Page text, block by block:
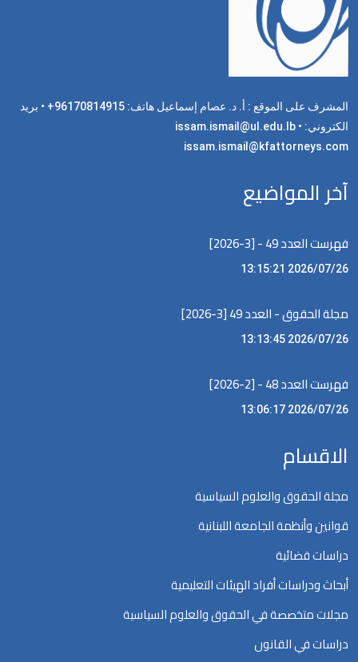
المشرف على الموقع : أ. د. عصام إسماعيل هاتف: 96170814915+ • بريد
الكتروني: issam.ismail@ul.edu.lb •
issam.ismail@kfattorneys.com
آخر المواضيع
فهرست العدد 49 - [3-2026]
2026/07/26 13:15:21
مجلة الحقوق - العدد 49 [3-2026]
2026/07/26 13:13:45
فهرست العدد 48 - [2-2026]
2026/07/26 13:06:17
الاقسام
مجلة الحقوق والعلوم السياسية
قوانين وأنظمة الجامعة اللبنانية
دراسات قضائية
أبحاث ودراسات أفراد الهيئات التعليمية
مجلات متخصصة في الحقوق والعلوم السياسية
دراسات في القانون